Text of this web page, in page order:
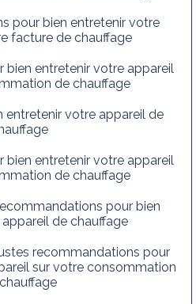
pour bien entretenir votre
facture de chauffage
bien entretenir votre appareil
de chauffage
entretenir votre appareil de
bien entretenir votre appareil
de chauffage
pour bien
de chauffage
recommandations pour
sur votre consommation